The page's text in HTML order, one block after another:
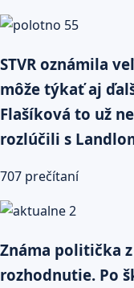
STVR oznámila
môže týkať aj
Flašíková to už
rozlúčili s
707 prečítaní
Známa politička
rozhodnutie. Po